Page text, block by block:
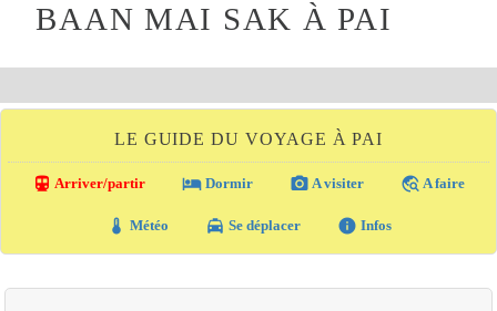
BAAN MAI SAK À PAI
LE GUIDE DU VOYAGE À PAI
directions_transit Arriver/partir local_hotel Dormir photo_camera A visiter travel_explore A faire
thermostat Météo local_taxi Se déplacer info Infos